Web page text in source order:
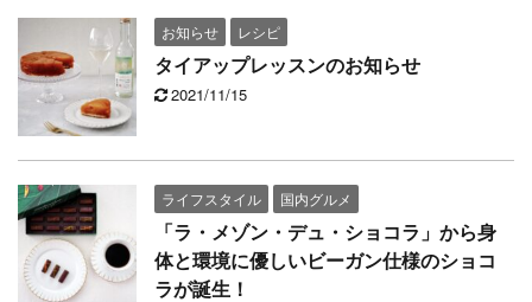
お知らせ
レシピ
タイアップレッスンのお知らせ
2021/11/15
ライフスタイル
国内グルメ
「ラ・メゾン・デュ・ショコラ」から身
体と環境に優しいビーガン仕様のショコ
ラが誕生！